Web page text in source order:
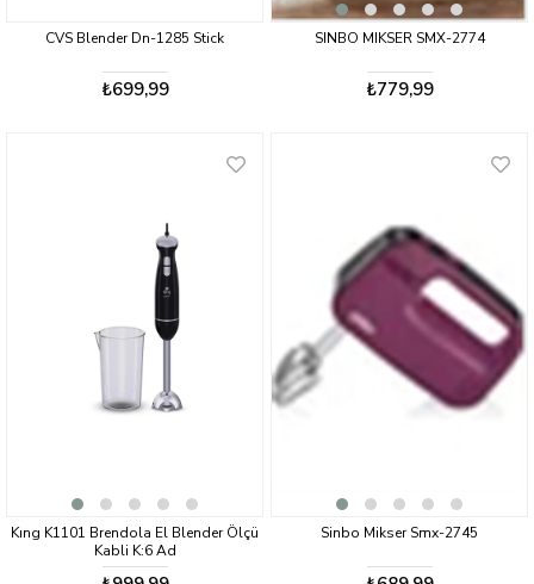
CVS Blender Dn-1285 Stick
₺699,99
SINBO MIKSER SMX-2774
₺779,99
Kıng K1101 Brendola El Blender Ölçü
Kabli K:6 Ad
Sinbo Mikser Smx-2745